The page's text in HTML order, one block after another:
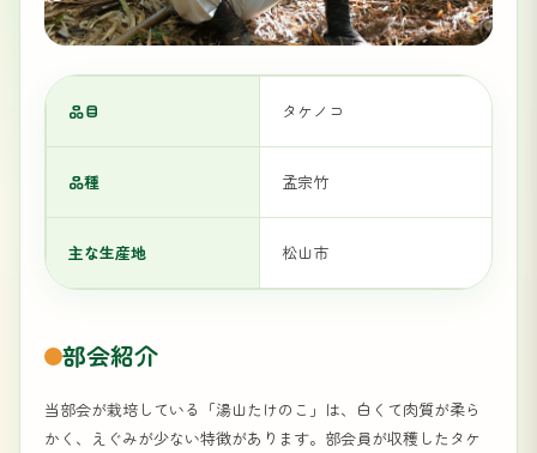
品目 タケノコ
品種 孟宗竹
主な生産地 松山市
部会紹介
当部会が栽培している「湯山たけのこ」は、白くて肉質が柔ら
かく、えぐみが少ない特徴があります。部会員が収穫したタケ